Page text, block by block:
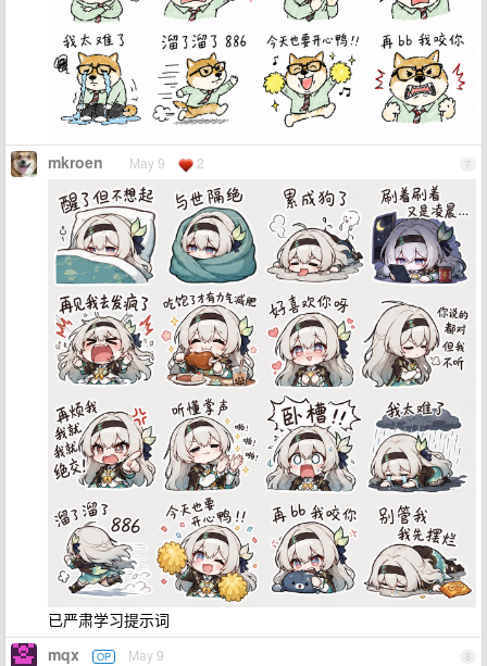
7
mkroen May 9 2
已严肃学习提示词
8
mqx OP May 9